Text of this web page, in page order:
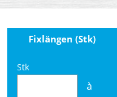
Fixlängen (Stk)
Stk
à